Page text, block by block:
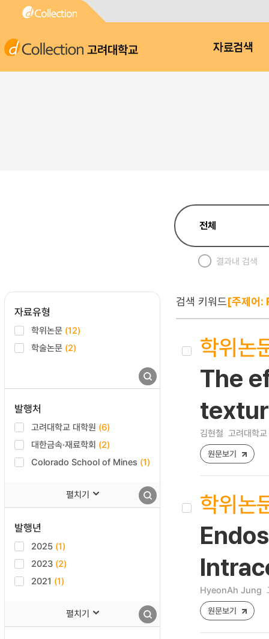
고려대학교 자료검색
결과내 검색
자료유형
학위논문 (12)
학술논문 (2)
발행처
고려대학교 대학원 (6)
대한금속·재료학회 (2)
Colorado School of Mines (1)
펼치기
발행년
2025 (1)
2023 (2)
2021 (1)
펼치기
검색 키워드[주제
학위논
The
김현철 고려대학
원문보기
학위논
HyeonAh Jung
원문보기